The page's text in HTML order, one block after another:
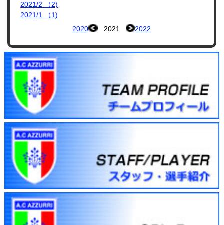
2021/2 （2)
2021/1 （1)
2020
2021 2022